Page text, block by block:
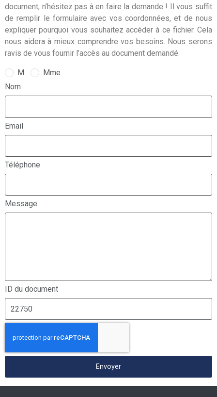
document, n’hésitez pas à en faire la demande ! Il vous suffit
de remplir le formulaire avec vos coordonnées, et de nous
expliquer pourquoi vous souhaitez accéder à ce fichier. Cela
nous aidera à mieux comprendre vos besoins. Nous serons
ravis de vous fournir l’accès au document demandé.
M.
Mme
Nom
Email
Téléphone
Message
ID du document
Envoyer